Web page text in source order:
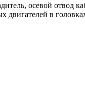
осевой отвод
в